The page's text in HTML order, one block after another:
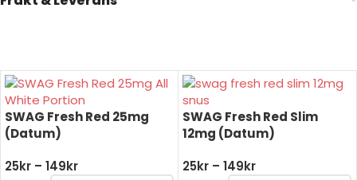
SWAG Fresh Red 25mg
(Datum)
25kr – 149kr
SWAG Fresh Red Slim
12mg (Datum)
25kr – 149kr